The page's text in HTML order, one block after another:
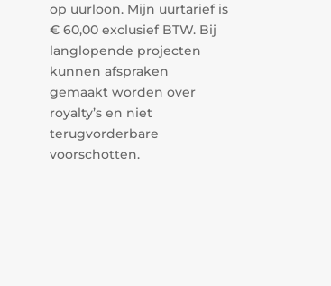
op uurloon. Mijn uurtarief is
€ 60,00 exclusief BTW. Bij
langlopende projecten
kunnen afspraken
gemaakt worden over
royalty’s en niet
terugvorderbare
voorschotten.